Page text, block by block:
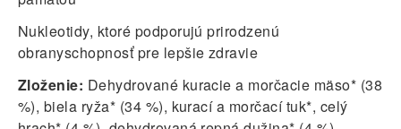
Nukleotidy, ktoré podporujú prirodzenú
obranyschopnosť pre lepšie zdravie
Zloženie: Dehydrované kuracie a morčacie mäso* (38
%), biela ryža* (34 %), kurací a morčací tuk*, celý